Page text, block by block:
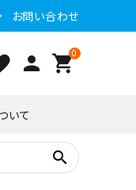
お問い合わせ
person 0
shopping_cart
いて
search